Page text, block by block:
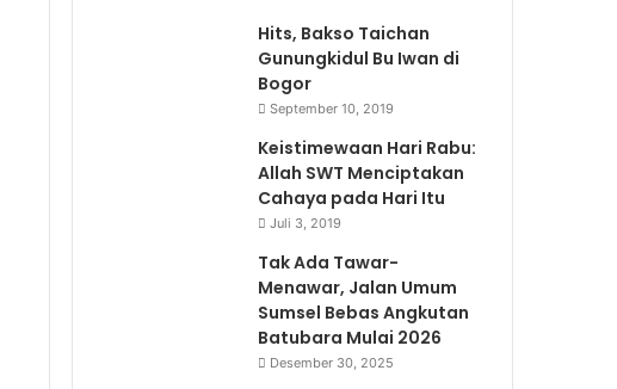
Hits, Bakso Taichan
Gunungkidul Bu Iwan di
Bogor
September 10, 2019
Keistimewaan Hari Rabu:
Allah SWT Menciptakan
Cahaya pada Hari Itu
Juli 3, 2019
Tak Ada Tawar-
Menawar, Jalan Umum
Sumsel Bebas Angkutan
Batubara Mulai 2026
Desember 30, 2025